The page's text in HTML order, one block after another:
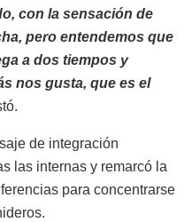
con la sensación de
pero entendemos que
a dos tiempos y
nos gusta, que es el
de integración
las internas y remarcó la
para concentrarse